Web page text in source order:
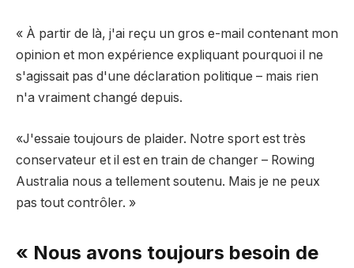
« À partir de là, j'ai reçu un gros e-mail contenant mon
opinion et mon expérience expliquant pourquoi il ne
s'agissait pas d'une déclaration politique – mais rien
n'a vraiment changé depuis.
«J'essaie toujours de plaider. Notre sport est très
conservateur et il est en train de changer – Rowing
Australia nous a tellement soutenu. Mais je ne peux
pas tout contrôler. »
« Nous avons toujours besoin de